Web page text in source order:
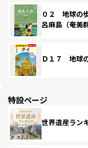
０２ 地球
呂麻島（奄美
Ｄ１７ 地球
特設ページ
世界遺産ラン